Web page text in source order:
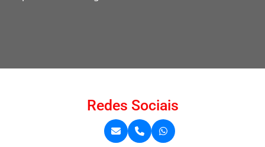
Redes Sociais